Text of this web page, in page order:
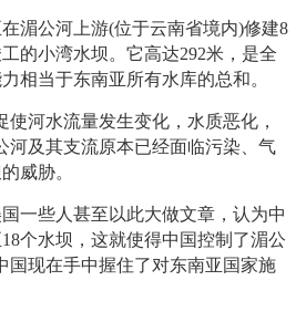
公河上游(位于云南省境内)修建8
的小湾水坝。它高达292米，是全
相当于东南亚所有水库的总和。
河水流量发生变化，水质恶化，
河及其支流原本已经面临污染、气
威胁。
些人甚至以此大做文章，认为中
个水坝，这就使得中国控制了湄公
国现在手中握住了对东南亚国家施